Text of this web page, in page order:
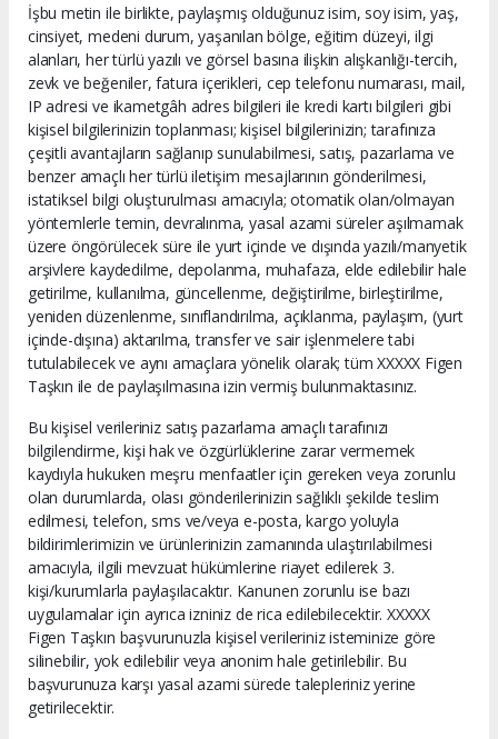
İşbu metin ile birlikte, paylaşmış olduğunuz isim, soy isim, yaş,
cinsiyet, medeni durum, yaşanılan bölge, eğitim düzeyi, ilgi
alanları, her türlü yazılı ve görsel basına ilişkin alışkanlığı-tercih,
zevk ve beğeniler, fatura içerikleri, cep telefonu numarası, mail,
IP adresi ve ikametgâh adres bilgileri ile kredi kartı bilgileri gibi
kişisel bilgilerinizin toplanması; kişisel bilgilerinizin; tarafınıza
çeşitli avantajların sağlanıp sunulabilmesi, satış, pazarlama ve
benzer amaçlı her türlü iletişim mesajlarının gönderilmesi,
istatiksel bilgi oluşturulması amacıyla; otomatik olan/olmayan
yöntemlerle temin, devralınma, yasal azami süreler aşılmamak
üzere öngörülecek süre ile yurt içinde ve dışında yazılı/manyetik
arşivlere kaydedilme, depolanma, muhafaza, elde edilebilir hale
getirilme, kullanılma, güncellenme, değiştirilme, birleştirilme,
yeniden düzenlenme, sınıflandırılma, açıklanma, paylaşım, (yurt
içinde-dışına) aktarılma, transfer ve sair işlenmelere tabi
tutulabilecek ve aynı amaçlara yönelik olarak; tüm XXXXX Figen
Taşkın ile de paylaşılmasına izin vermiş bulunmaktasınız.
Bu kişisel verileriniz satış pazarlama amaçlı tarafınızı
bilgilendirme, kişi hak ve özgürlüklerine zarar vermemek
kaydıyla hukuken meşru menfaatler için gereken veya zorunlu
olan durumlarda, olası gönderilerinizin sağlıklı şekilde teslim
edilmesi, telefon, sms ve/veya e-posta, kargo yoluyla
bildirimlerimizin ve ürünlerinizin zamanında ulaştırılabilmesi
amacıyla, ilgili mevzuat hükümlerine riayet edilerek 3.
kişi/kurumlarla paylaşılacaktır. Kanunen zorunlu ise bazı
uygulamalar için ayrıca izniniz de rica edilebilecektir. XXXXX
Figen Taşkın başvurunuzla kişisel verileriniz isteminize göre
silinebilir, yok edilebilir veya anonim hale getirilebilir. Bu
başvurunuza karşı yasal azami sürede talepleriniz yerine
getirilecektir.